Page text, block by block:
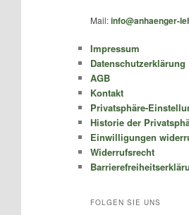
Mail:info@anhaenger-
Impressum
Datenschutzerklärung
AGB
Kontakt
Privatsphäre-
Historie der
Einwilligungen
Widerrufsrecht
FOLGEN SIE UNS